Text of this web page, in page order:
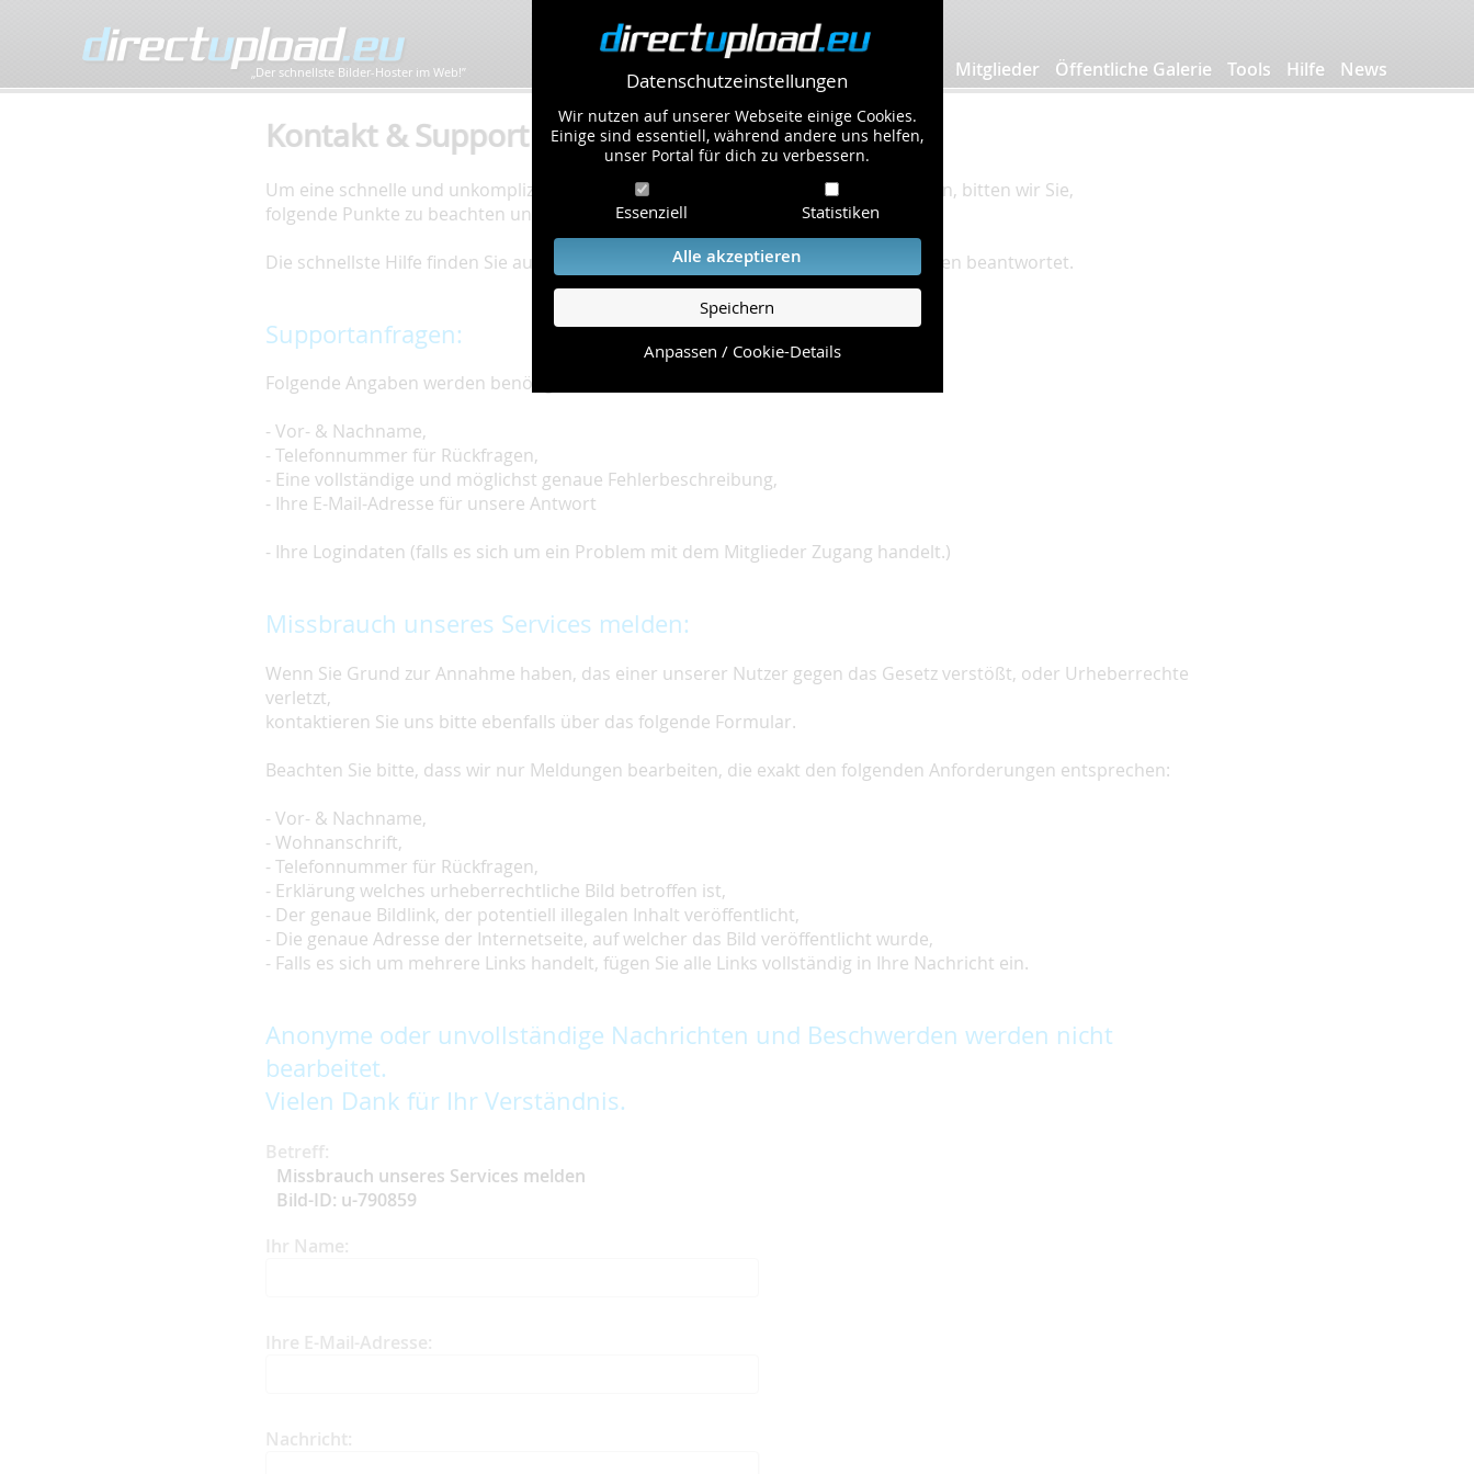
Datenschutzeinstellungen
Wir nutzen auf unserer Webseite einige Cookies.
Einige sind essentiell, während andere uns helfen,
unser Portal für dich zu verbessern.
Essenziell Statistiken
Alle akzeptieren
Speichern
Anpassen / Cookie-Details
„Der schnellste Bilder-Hoster im Web!” Mitglieder Öffentliche Galerie Tools Hilfe News
Kontakt & Support
Um eine schnelle und unkomplizierte Bearbeitung Ihres Problems zu gewährleisten, bitten wir Sie,
folgende Punkte zu beachten und einzuhalten.
Die schnellste Hilfe finden Sie auf unserer
Hilfe Seite, die die häufig gestellten Fragen beantwortet.
Supportanfragen:
Folgende Angaben werden benötigt:
- Vor- & Nachname,
- Telefonnummer für Rückfragen,
- Eine vollständige und möglichst genaue Fehlerbeschreibung,
- Ihre E-Mail-Adresse für unsere Antwort
- Ihre Logindaten (falls es sich um ein Problem mit dem Mitglieder Zugang handelt.)
Missbrauch unseres Services melden:
Wenn Sie Grund zur Annahme haben, das einer unserer Nutzer gegen das Gesetz verstößt, oder Urheberrechte
verletzt,
kontaktieren Sie uns bitte ebenfalls über das folgende Formular.
Beachten Sie bitte, dass wir nur Meldungen bearbeiten, die exakt den folgenden Anforderungen entsprechen:
- Vor- & Nachname,
- Wohnanschrift,
- Telefonnummer für Rückfragen,
- Erklärung welches urheberrechtliche Bild betroffen ist,
- Der genaue Bildlink, der potentiell illegalen Inhalt veröffentlicht,
- Die genaue Adresse der Internetseite, auf welcher das Bild veröffentlicht wurde,
- Falls es sich um mehrere Links handelt, fügen Sie alle Links vollständig in Ihre Nachricht ein.
Anonyme oder unvollständige Nachrichten und Beschwerden werden nicht
bearbeitet.
Vielen Dank für Ihr Verständnis.
Betreff:
Missbrauch unseres Services melden
Bild-ID: u-790859
Ihr Name:
Ihre E-Mail-Adresse:
Nachricht: